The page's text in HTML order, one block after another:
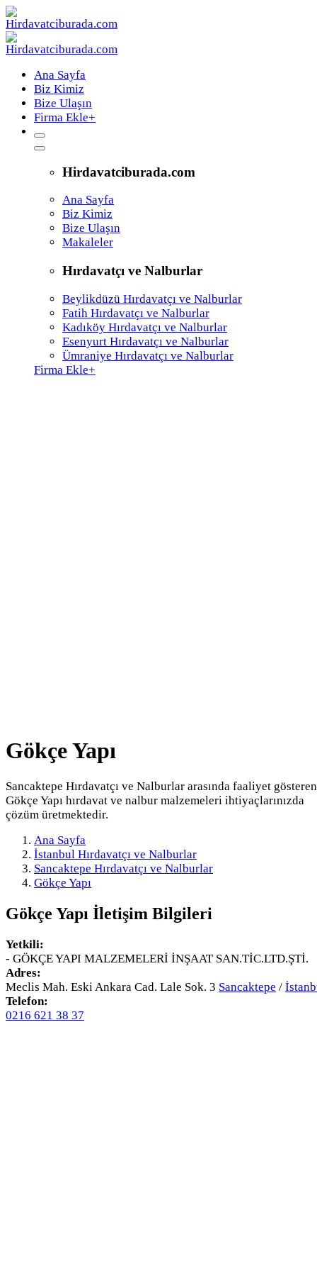
Ana Sayfa
Biz Kimiz
Bize Ulaşın
Firma Ekle+
Hirdavatciburada.com
Ana Sayfa
Biz Kimiz
Bize Ulaşın
Makaleler
Hırdavatçı ve Nalburlar
Beylikdüzü Hırdavatçı ve Nalburlar
Fatih Hırdavatçı ve Nalburlar
Kadıköy Hırdavatçı ve Nalburlar
Esenyurt Hırdavatçı ve Nalburlar
Ümraniye Hırdavatçı ve Nalburlar
Firma Ekle+
Gökçe Yapı
Sancaktepe Hırdavatçı ve Nalburlar arasında faaliyet gösteren
Gökçe Yapı hırdavat ve nalbur malzemeleri ihtiyaçlarınızda
çözüm üretmektedir.
Ana Sayfa
İstanbul Hırdavatçı ve Nalburlar
Sancaktepe Hırdavatçı ve Nalburlar
Gökçe Yapı
Gökçe Yapı İletişim Bilgileri
Yetkili:
- GÖKÇE YAPI MALZEMELERİ İNŞAAT SAN.TİC.LTD.ŞTİ.
Adres:
Meclis Mah. Eski Ankara Cad. Lale Sok. 3 Sancaktepe /
Telefon:
0216 621 38 37